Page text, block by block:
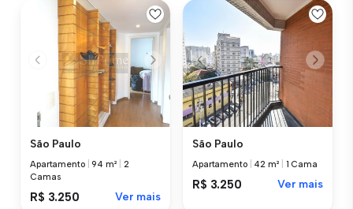
São Paulo
Apartamento |94 m²
2
Camas
R$ 3.250 Ver mais
São Paulo
Apartamento 42 m² 1 Cama
R$ 3.250 Ver mais